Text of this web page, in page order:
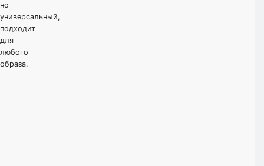
но
универсальный,
подходит
для
любого
образа.